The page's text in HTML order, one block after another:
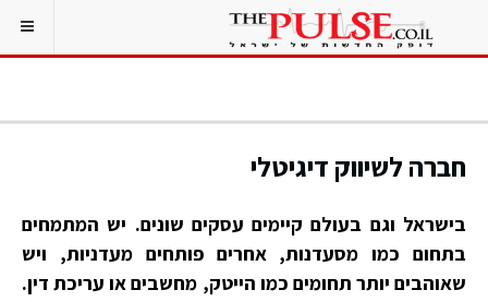
חברה לשיווק דיגיטלי
בישראל וגם בעולם קיימים עסקים שונים. יש המתמחים
בתחום כמו מסעדנות, אחרים פותחים מעדניות, ויש
שאוהבים יותר תחומים כמו הייטק, מחשבים או עריכת דין.